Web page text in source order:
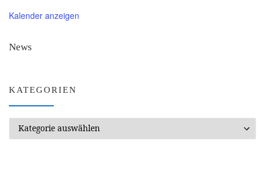
Kalender anzeigen
News
KATEGORIEN